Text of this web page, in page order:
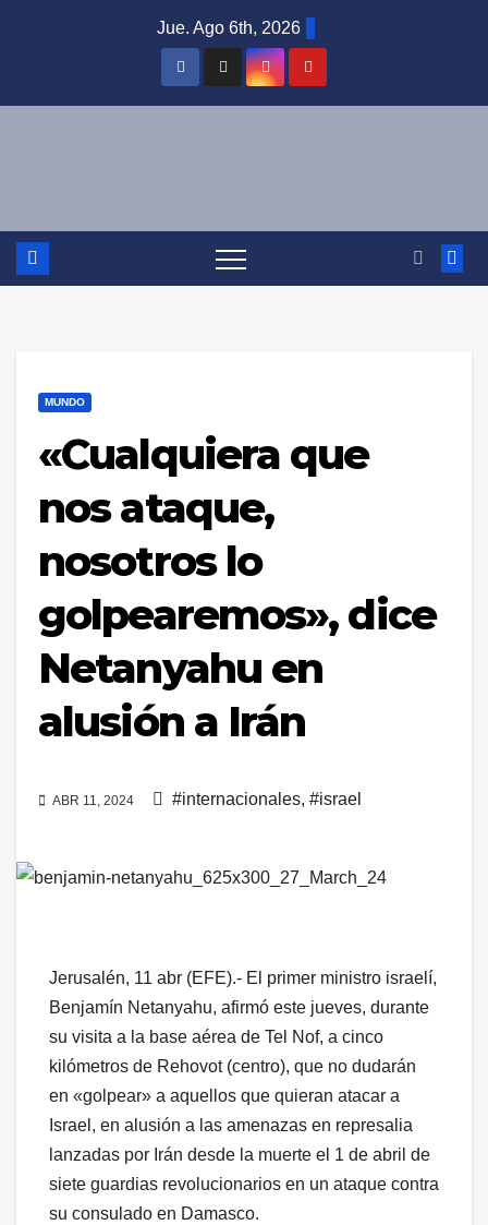
Jue. Ago 6th, 2026
MUNDO
«Cualquiera que
nos ataque,
nosotros lo
golpearemos», dice
Netanyahu en
alusión a Irán
ABR 11, 2024 #internacionales, #israel
Jerusalén, 11 abr (EFE).- El primer ministro israelí,
Benjamín Netanyahu, afirmó este jueves, durante
su visita a la base aérea de Tel Nof, a cinco
kilómetros de Rehovot (centro), que no dudarán
en «golpear» a aquellos que quieran atacar a
Israel, en alusión a las amenazas en represalia
lanzadas por Irán desde la muerte el 1 de abril de
siete guardias revolucionarios en un ataque contra
su consulado en Damasco.